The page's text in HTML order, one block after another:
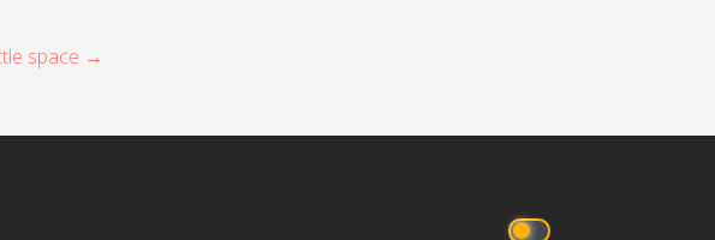
space →